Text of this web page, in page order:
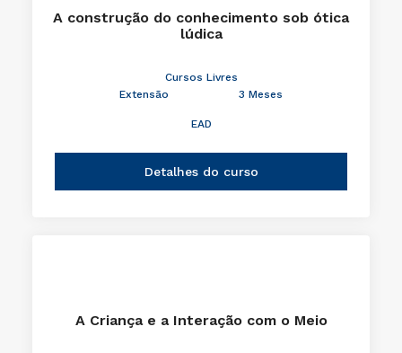
A construção do conhecimento sob ótica
lúdica
Cursos Livres
Extensão
3 Meses
EAD
Detalhes do curso
A Criança e a Interação com o Meio